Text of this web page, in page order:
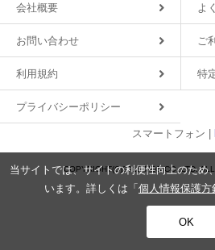
会社概要 よ
お問い合わせ ご
利用規約 特
プライバシーポリシー
スマートフォン |
COPYRIGHT(C)2018 MDS CO.,LTD.
当サイトでは、サイトの利便性向上のため
います。詳しくは「 個人情報保護方
OK